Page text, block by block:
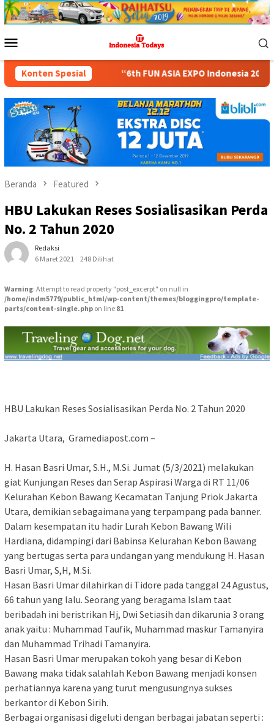
Loncat
ke
Mobile
Konten Spesial
“6th FUN ASIA EXPO Indonesia 2026” Hadir dengan
Beranda Featured
HBU Lakukan Reses Sosialisasikan Perda
No. 2 Tahun 2020
Redaksi
6 Maret 2021
248 Dilihat
Warning: Attempt to read property "post_excerpt" on null in
/home/indm5779/public_html/wp-content/themes/bloggingpro/template-
parts/content-single.php on line 81
HBU Lakukan Reses Sosialisasikan Perda No. 2 Tahun 2020
Jakarta Utara, Gramediapost.com –
H. Hasan Basri Umar, S.H., M.Si. Jumat (5/3/2021) melakukan
giat Kunjungan Reses dan Serap Aspirasi Warga di RT 11/06
Kelurahan Kebon Bawang Kecamatan Tanjung Priok Jakarta
Utara, demikian sebagaimana yang terpampang pada banner.
Dalam kesempatan itu hadir Lurah Kebon Bawang Wili
Hardiana, didampingi dari Babinsa Kelurahan Kebon Bawang
yang bertugas serta para undangan yang mendukung H. Hasan
Basri Umar, S,H, M.Si.
Hasan Basri Umar dilahirkan di Tidore pada tanggal 24 Agustus,
66 tahun yang lalu. Seorang yang beragama Islam taat
beribadah ini beristrikan Hj, Dwi Setiasih dan dikarunia 3 orang
anak yaitu : Muhammad Taufik, Muhammad maskur Tamanyira
dan Muhammad Trihadi Tamanyira.
Hasan Basri Umar merupakan tokoh yang besar di Kebon
Bawang maka tidak salahlah Kebon Bawang menjadi konsen
perhatiannya karena yang turut mengusungnya sukses
berkantor di Kebon Sirih.
Berbagai organisasi digeluti dengan berbagai jabatan seperti :